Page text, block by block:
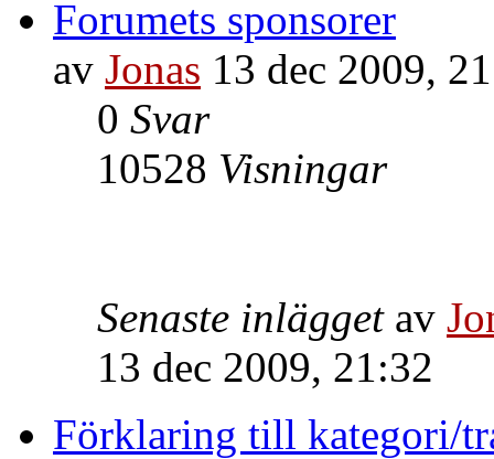
Forumets sponsorer
av Jonas 13 dec 2009,
0 Svar
10528 Visningar
Senaste inlägget av
13 dec 2009, 21:32
Förklaring till kategori/